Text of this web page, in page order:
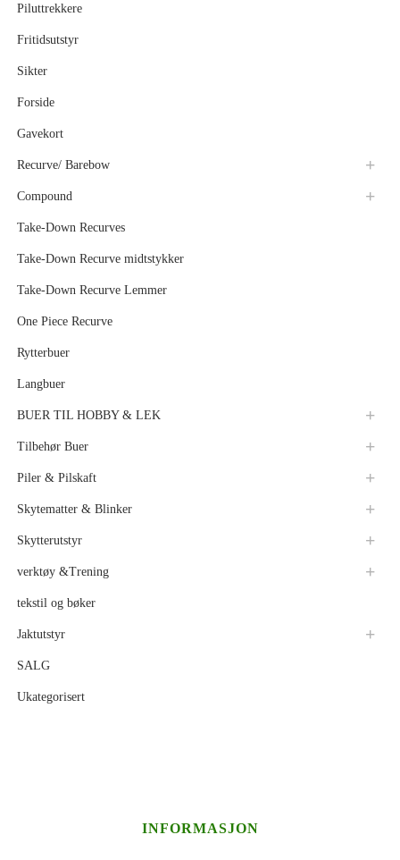
Piluttrekkere
Fritidsutstyr
Sikter
Forside
Gavekort
Recurve/ Barebow
Compound
Take-Down Recurves
Take-Down Recurve midtstykker
Take-Down Recurve Lemmer
One Piece Recurve
Rytterbuer
Langbuer
BUER TIL HOBBY & LEK
Tilbehør Buer
Piler & Pilskaft
Skytematter & Blinker
Skytterutstyr
verktøy &Trening
tekstil og bøker
Jaktutstyr
SALG
Ukategorisert
INFORMASJON